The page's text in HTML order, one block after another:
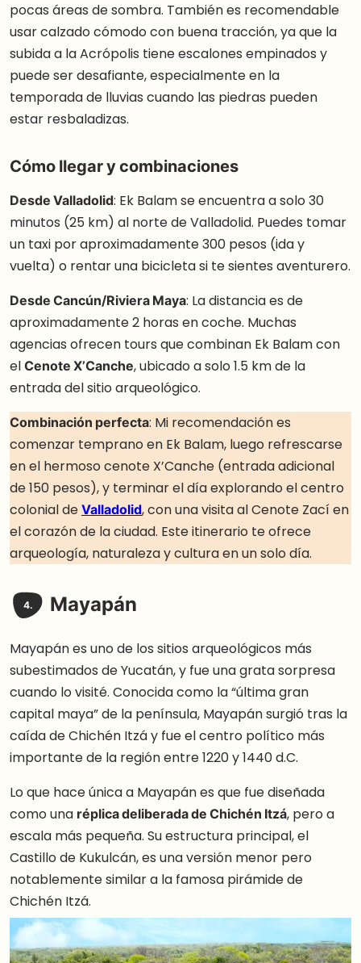
pocas áreas de sombra. También es recomendable
usar calzado cómodo con buena tracción, ya que la
subida a la Acrópolis tiene escalones empinados y
puede ser desafiante, especialmente en la
temporada de lluvias cuando las piedras pueden
estar resbaladizas.
Cómo llegar y combinaciones
Desde Valladolid: Ek Balam se encuentra a solo 30
minutos (25 km) al norte de Valladolid. Puedes tomar
un taxi por aproximadamente 300 pesos (ida y
vuelta) o rentar una bicicleta si te sientes aventurero.
Desde Cancún/Riviera Maya: La distancia es de
aproximadamente 2 horas en coche. Muchas
agencias ofrecen tours que combinan Ek Balam con
elCenote X’Canche, ubicado a solo 1.5 km de la
entrada del sitio arqueológico.
Combinación perfecta: Mi recomendación es
comenzar temprano en Ek Balam, luego refrescarse
en el hermoso cenote X’Canche (entrada adicional
de 150 pesos), y terminar el día explorando el centro
colonial deValladolid, con una visita al Cenote Zací en
el corazón de la ciudad. Este itinerario te ofrece
arqueología, naturaleza y cultura en un solo día.
4. Mayapán
Mayapán es uno de los sitios arqueológicos más
subestimados de Yucatán, y fue una grata sorpresa
cuando lo visité. Conocida como la “última gran
capital maya” de la península, Mayapán surgió tras la
caída de Chichén Itzá y fue el centro político más
importante de la región entre 1220 y 1440 d.C.
Lo que hace única a Mayapán es que fue diseñada
como una réplica deliberada de Chichén Itzá, pero a
escala más pequeña. Su estructura principal, el
Castillo de Kukulcán, es una versión menor pero
notablemente similar a la famosa pirámide de
Chichén Itzá.